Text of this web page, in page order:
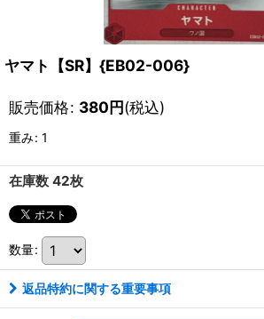
ヤマト【SR】{EB02-006}
販売価格: 380円(税込)
重み: 1
在庫数 42枚
数量:
返品特約に関する重要事項